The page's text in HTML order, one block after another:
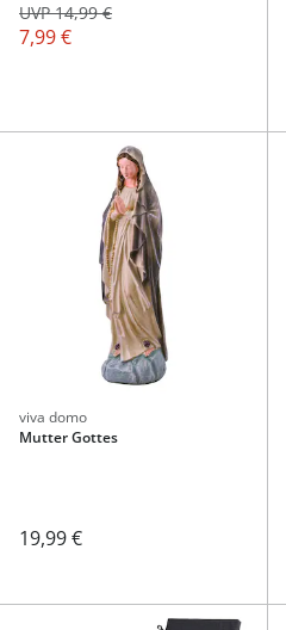
7,99 €
UVP 14,99 €
viva domo
Mutter Gottes
19,99 €